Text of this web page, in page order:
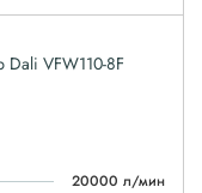
Dali VFW110-8F
20000 л/мин